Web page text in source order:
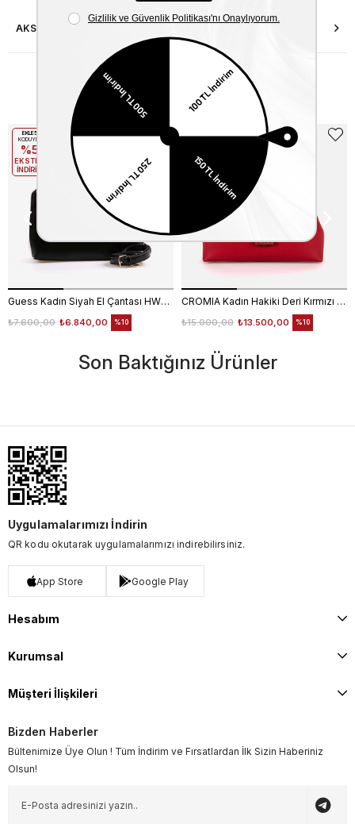
AKSESUAR ONARIMI
Benzer Ürünler
Guess Kadın Siyah El Çantası HWNG9496060
₺6.840,00
₺7.600,00 %10
EKLE5
KODUYLA
%5
EKSTRA
İNDİRİM
CROMIA Kadın Hakiki Deri Kırmızı El Çantası
₺13.500,00
₺15.000,00 %10
EKSTRA
İNDİRİM
Son Baktığınız Ürünler
Uygulamalarımızı İndirin
QR kodu okutarak uygulamalarımızı indirebilirsiniz.
App Store Google Play
Hesabım
Kurumsal
Müşteri İlişkileri
Bizden Haberler
Bültenimize Üye Olun ! Tüm İndirim ve Fırsatlardan İlk Sizin Haberiniz
Olsun!